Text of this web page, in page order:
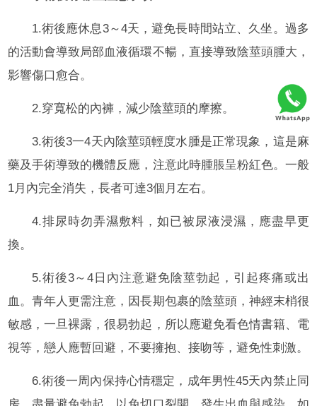
1.術後應休息3～4天，避免長時間站立、久坐。過多
的活動會導致局部血液循環不暢，直接導致陰莖頭腫大，
影響傷口愈合。
2.穿寬松的內褲，減少陰莖頭的摩擦。
3.術後3一4天內陰莖頭輕度水腫是正常現象，這是麻
藥及手術導致的機體反應，注意此時腫脹呈粉紅色。一般
1月內完全消失，長者可達3個月左右。
4.排尿時勿弄濕敷料，如已被尿液浸濕，應盡早更
換。
5.術後3～4日內注意避免陰莖勃起，引起疼痛或出
血。青年人更需注意，因長期包裹的陰莖頭，神經末梢很
敏感，一旦裸露，很易勃起，所以應避免看色情書籍、電
視等，戀人應暫回避，不要擁抱、接吻等，避免性刺激。
6.術後一周內保持心情穩定，成年男性45天內禁止同